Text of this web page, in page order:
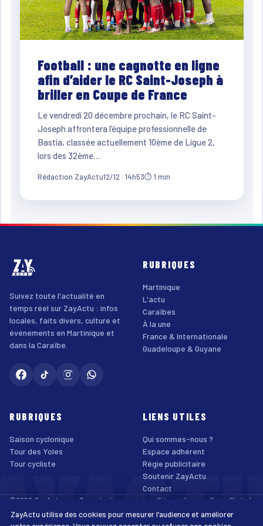
Football : une cagnotte en ligne
afin d’aider le RC Saint-Joseph à
briller en Coupe de France
Le vendredi 20 décembre prochain, le RC Saint-
Joseph affrontera l’équipe professionnelle de
Bastia, classée actuellement 10ème de Ligue 2,
lors des 32ème…
Rédaction ZayActu12/12 · 14h53⏱ 1 min
Suivez toute l'actualité en
temps réel sur ZayActu : infos
locales, faits divers, culture et
événements en Martinique et
dans la Caraïbe.
RUBRIQUES
Martinique
L'actu
Caraïbes
À la une
France & Internationale
Guadeloupe & Guyane
RUBRIQUES
Saison cyclonique
Tour des Yoles
Tour cycliste
LIENS UTILES
Qui sommes-nous ?
Espace adhérent
Régie publicitaire
Soutenir ZayActu
Contact
©2026 ZayActu.org. Tous droits réservés. · Site réalisé par Enjoy Digital
Agency
Mentions légales
Confidentialité Cookies Accessibilité
ZayActu utilise des cookies pour mesurer l’audience et améliorer